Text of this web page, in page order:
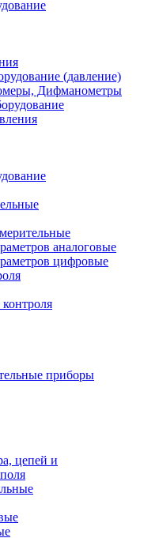
(давление)
Дифманометры
аналоговые
цифровые
приборы
цепей и